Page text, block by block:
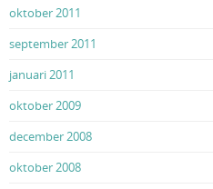
oktober 2011
september 2011
januari 2011
oktober 2009
december 2008
oktober 2008